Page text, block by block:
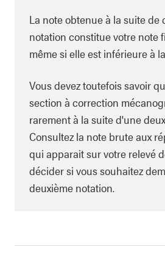
La note obtenue à la suite de
notation constitue votre note
même si elle est inférieure à
Vous devez toutefois savoir
section à correction
rarement à la suite d'une
Consultez la note brute aux
qui apparait sur votre relevé
décider si vous souhaitez
deuxième notation.